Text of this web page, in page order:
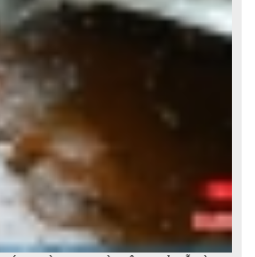
PHÈN TẠI NHÀ HIỆU QUẢ DỄ LÀM